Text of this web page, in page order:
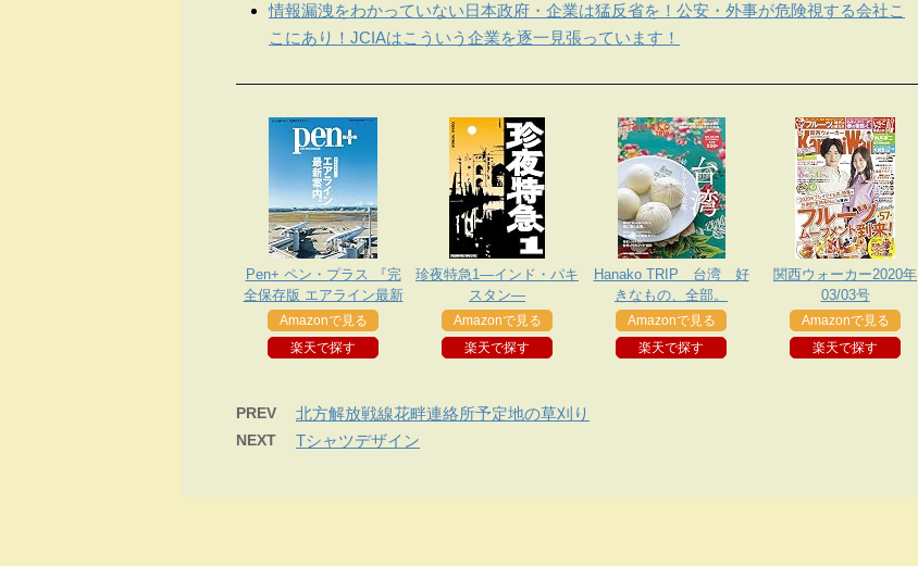
情報漏洩をわかっていない日本政府・企業は猛反省を！公安・外事が危険視する会社こ
こにあり！JCIAはこういう企業を逐一見張っています！
Pen+ ペン・プラス 『完
全保存版 エアライン最新
案内。』
Amazonで見る
楽天で探す
珍夜特急1―インド・パキ
スタン―
Amazonで見る
楽天で探す
Hanako TRIP 台湾 好
きなもの、全部。
Amazonで見る
楽天で探す
関西ウォーカー2020年
03/03号
Amazonで見る
楽天で探す
PREV 北方解放戦線花畔連絡所予定地の草刈り
NEXT Tシャツデザイン